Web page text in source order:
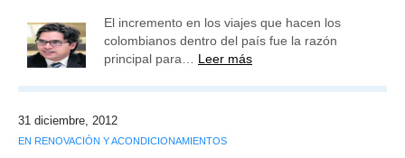
El incremento en los viajes que hacen los
colombianos dentro del país fue la razón
principal para… Leer más
31 diciembre, 2012
EN RENOVACIÓN Y ACONDICIONAMIENTOS